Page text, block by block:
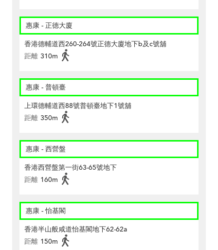
惠康 - 正德大廈
香港德輔道西260-264號正德大廈地下b及c號舖
距離 310m
惠康 - 普頓臺
上環德輔道西88號普頓臺地下1號舖
距離 350m
惠康 - 西營盤
香港西營盤第一街63-65號地下
距離 160m
惠康 - 怡基閣
香港半山般咸道怡基閣地下62-62a
距離 150m